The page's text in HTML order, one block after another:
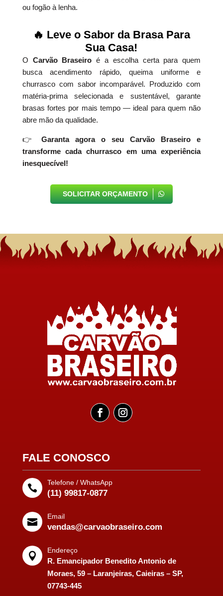
ou fogão à lenha.
🔥 Leve o Sabor da Brasa Para
Sua Casa!
O Carvão Braseiro é a escolha certa para quem
busca acendimento rápido, queima uniforme e
churrasco com sabor incomparável. Produzido com
matéria-prima selecionada e sustentável, garante
brasas fortes por mais tempo — ideal para quem não
abre mão da qualidade.
👉
Garanta agora o seu Carvão Braseiro e
transforme cada churrasco em uma experiência
inesquecível!
SOLICITAR ORÇAMENTO
FALE CONOSCO

Telefone / WhatsApp
(11) 99817-0877

Email
vendas@carvaobraseiro.com

Endereço
R. Emancipador Benedito Antonio de
Moraes, 59 – Laranjeiras, Caieiras – SP,
07743-445